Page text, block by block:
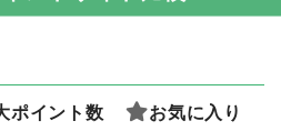
ポイント数 お気に入り